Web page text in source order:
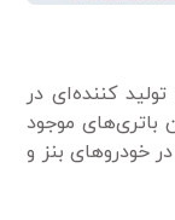
کننده‌ای در
باتری‌های موجود
۱۰ سال دارد که در خودروهای بنز و